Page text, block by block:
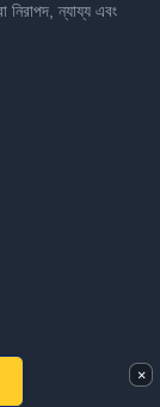
নিরাপদ, ন্যায্য এবং
×